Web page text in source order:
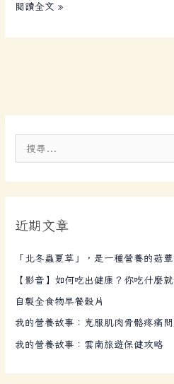
閱讀全文 »
字
近期文章
「北冬蟲夏草」，是一種營養的菇
【影音】如何吃出健康？你吃什麼
自製全食物早餐穀片
我的營養故事：克服肌肉骨骼疼痛
我的營養故事：雲南旅遊保健攻略